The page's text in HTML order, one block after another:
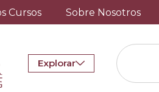
Cursos Sobre Nosotros
Explorar